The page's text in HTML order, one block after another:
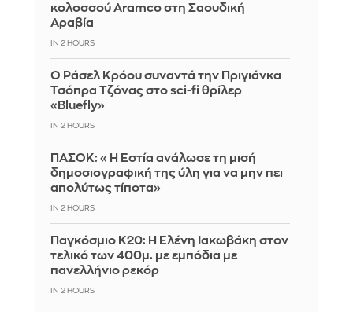
κολοσσού Aramco στη Σαουδική
Αραβία
IN 2 HOURS
Ο Ράσελ Κρόου συναντά την Πριγιάνκα
Τσόπρα Τζόνας στο sci-fi θρίλερ
«Bluefly»
IN 2 HOURS
ΠΑΣΟΚ: «Η Εστία ανάλωσε τη μισή
δημοσιογραφική της ύλη για να μην πει
απολύτως τίποτα»
IN 2 HOURS
Παγκόσμιο Κ20: Η Ελένη Ιακωβάκη στον
τελικό των 400μ. με εμπόδια με
πανελλήνιο ρεκόρ
IN 2 HOURS